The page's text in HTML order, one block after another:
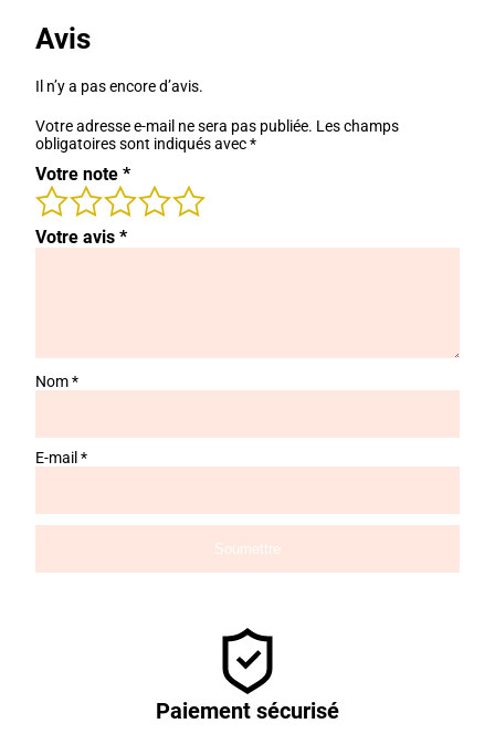
Avis
Il n’y a pas encore d’avis.
Votre adresse e-mail ne sera pas publiée. Les champs
obligatoires sont indiqués avec*
Votre note *
Votre avis *
Nom*
E-mail *
Paiement sécurisé